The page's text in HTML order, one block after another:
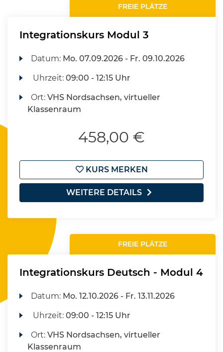
FREIE PLÄTZE
Integrationskurs Modul 3
Datum: Mo. 07.09.2026 - Fr. 09.10.2026
Uhrzeit:09:00 - 12:15 Uhr
Ort:VHS Nordsachsen, virtueller
Klassenraum
458,00 €
KURS MERKEN
WEITERE DETAILS
FREIE PLÄTZE
Integrationskurs Deutsch - Modul 4
Datum: Mo. 12.10.2026 - Fr. 13.11.2026
Uhrzeit:09:00 - 12:15 Uhr
Ort:VHS Nordsachsen, virtueller
Klassenraum